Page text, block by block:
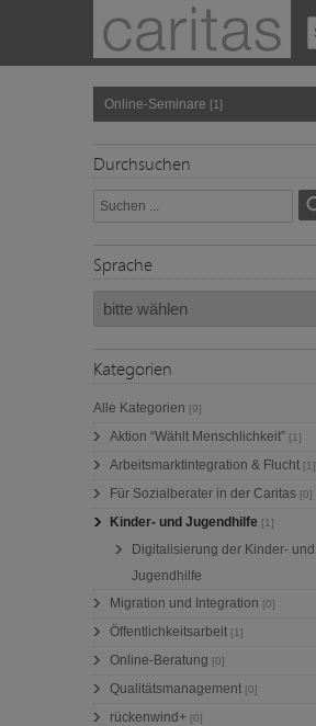
Online-Seminare [1]
Durchsuchen
Sprache
Kategorien
Alle Kategorien [9]
Aktion “Wählt Menschlichkeit” [1]
Arbeitsmarktintegration & Flucht [1]
Für Sozialberater in der Caritas [0]
Kinder- und Jugendhilfe [1]
Digitalisierung der Kinder- und
Jugendhilfe
Migration und Integration [0]
Öffentlichkeitsarbeit [1]
Online-Beratung [0]
Qualitätsmanagement [0]
rückenwind+ [0]